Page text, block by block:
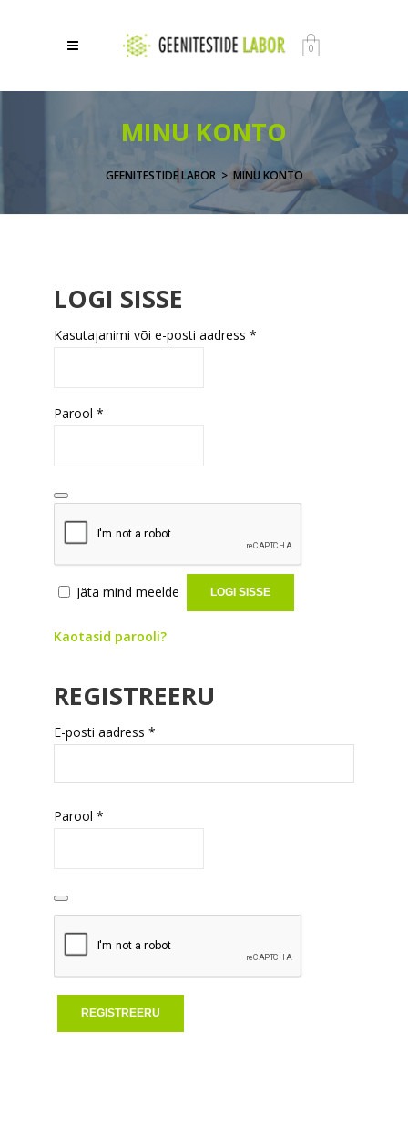
0
MINU KONTO
GEENITESTIDE LABOR>MINU KONTO
LOGI SISSE
Kasutajanimi või e-posti aadress *
Parool *
Jäta mind meelde LOGI SISSE
Kaotasid parooli?
REGISTREERU
E-posti aadress *
Parool *
REGISTREERU